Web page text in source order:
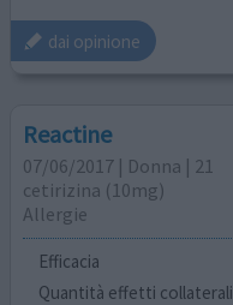
dai opinione
Reactine
07/06/2017 | Donna | 21
cetirizina (10mg)
Allergie
Efficacia
Quantità effetti collaterali